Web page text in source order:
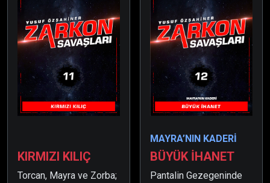
KIRMIZI KILIÇ
Torcan, Mayra ve Zorba;
MAYRA’NIN KADERİ
BÜYÜK İHANET
Pantalin Gezegeninde